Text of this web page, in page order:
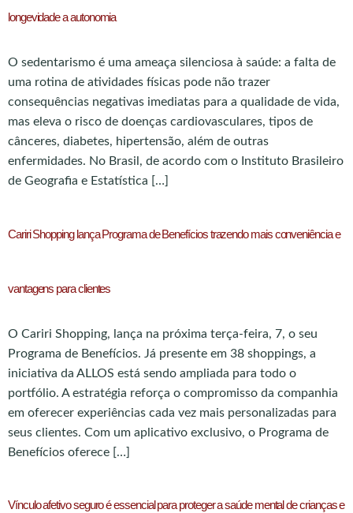
longevidade a autonomia
O sedentarismo é uma ameaça silenciosa à saúde: a falta de
uma rotina de atividades físicas pode não trazer
consequências negativas imediatas para a qualidade de vida,
mas eleva o risco de doenças cardiovasculares, tipos de
cânceres, diabetes, hipertensão, além de outras
enfermidades. No Brasil, de acordo com o Instituto Brasileiro
de Geografia e Estatística […]
Cariri Shopping lança Programa de Benefícios trazendo mais conveniência e
vantagens para clientes
O Cariri Shopping, lança na próxima terça-feira, 7, o seu
Programa de Benefícios. Já presente em 38 shoppings, a
iniciativa da ALLOS está sendo ampliada para todo o
portfólio. A estratégia reforça o compromisso da companhia
em oferecer experiências cada vez mais personalizadas para
seus clientes. Com um aplicativo exclusivo, o Programa de
Benefícios oferece […]
Vínculo afetivo seguro é essencial para proteger a saúde mental de crianças e